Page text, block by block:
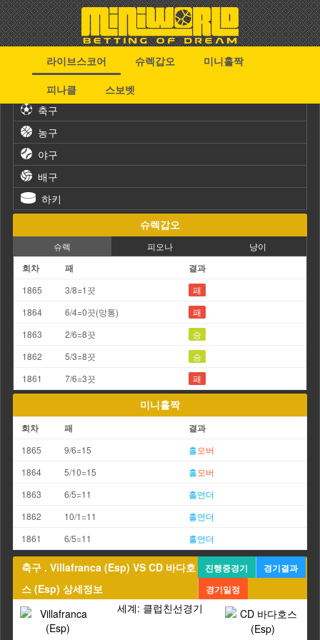
라이브스코어 슈렉갑오
미니홀짝
피나클
스보벳
축구
농구
야구
배구
하키
슈렉갑오
슈렉 피오나 냥이
회차 패 결과
1865 3/8=1끗
패
1864
6/4=0끗(망통)
패
1863
2/6=8끗
승
1862
5/3=8끗
승
1861
7/6=3끗 패
미니홀짝
회차 패 결과
1865 9/6=15 홀오버
1864
5/10=15 홀오버
1863
6/5=11 홀언더
1862
10/1=11 홀언더
1861
6/5=11 홀언더
축구 . Villafranca (Esp) VS CD 바다호
스 (Esp) 상세정보
진행중경기
경기결과
경기일정
세계: 클럽친선경기